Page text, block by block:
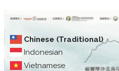
Chinese (Traditional)
Indonesian
Vietnamese